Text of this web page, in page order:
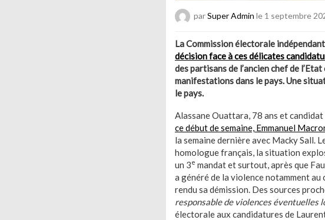
parSuper Admin le 1 septembre
La Commission électorale
décision face à ces délicates
des partisans de l’ancien chef de
manifestations dans le pays. Une
le pays.
Alassane Ouattara, 78 ans et
ce début de semaine, Emmanuel
la semaine dernière avec Macky Sall.
homologue français, la situation
un 3e mandat et surtout, après que
a généré de la violence notamment
rendu sa démission. Des sources
responsable de violences éventuelles
électorale aux candidatures de